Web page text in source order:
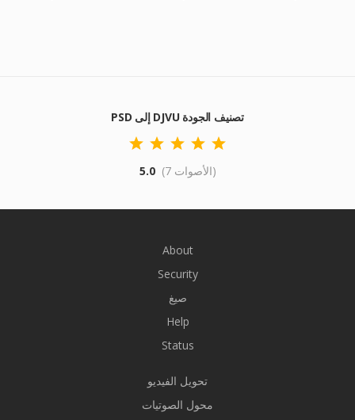
PSD إلى DJVU تصنيف الجودة
5.0 (7 الأصوات)
About
Security
صيغ
Help
Status
تحويل الفيديو
محول الصوتيات